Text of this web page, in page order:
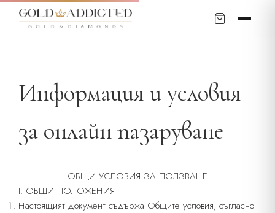
Информация и условия
за онлайн пазаруване
ОБЩИ УСЛОВИЯ ЗА ПОЛЗВАНЕ
I. ОБЩИ ПОЛОЖЕНИЯ
Настоящият документ съдържа Общите условия, съгласно